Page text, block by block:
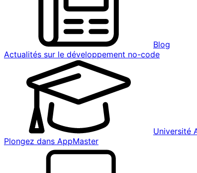
Blog
Actualités sur le développement no-code
Université
Plongez dans AppMaster